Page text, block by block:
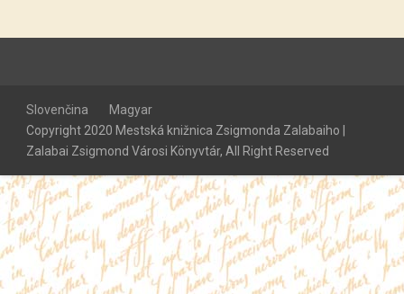
Slovenčina
Magyar
Copyright 2020 Mestská knižnica Zsigmonda Zalabaiho |
Zalabai Zsigmond Városi Könyvtár, All Right Reserved